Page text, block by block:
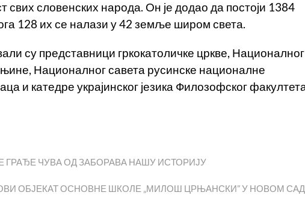
свих словенских народа. Он је додао да постоји 1384
128 их се налази у 42 земље широм света.
су представници гркокатоличке цркве, Националног
Националног савета русинске националне
и катедре украјинског језика Филозофског
ЧУВА ОД ЗАБОРАВА НАШУ ИСТОРИЈУ
ОБЈЕКАТ ОСНОВНЕ ШКОЛЕ „МИЛОШ ЦРЊАНСКИ” У НОВОМ